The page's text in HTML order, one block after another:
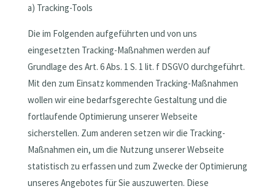
a) Tracking-Tools
Die im Folgenden aufgeführten und von uns
eingesetzten Tracking-Maßnahmen werden auf
Grundlage des Art. 6 Abs. 1 S. 1 lit. f DSGVO durchgeführt.
Mit den zum Einsatz kommenden Tracking-Maßnahmen
wollen wir eine bedarfsgerechte Gestaltung und die
fortlaufende Optimierung unserer Webseite
sicherstellen. Zum anderen setzen wir die Tracking-
Maßnahmen ein, um die Nutzung unserer Webseite
statistisch zu erfassen und zum Zwecke der Optimierung
unseres Angebotes für Sie auszuwerten. Diese